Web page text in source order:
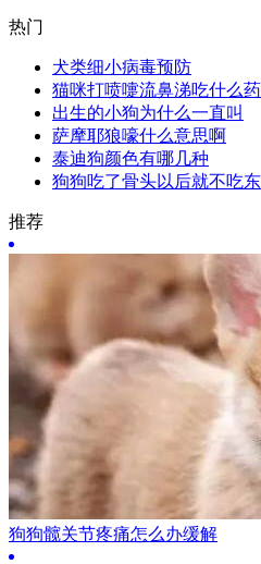
热门
犬类细小病毒预防
猫咪打喷嚏流鼻涕吃什么
出生的小狗为什么一直叫
萨摩耶狼嚎什么意思啊
泰迪狗颜色有哪几种
狗狗吃了骨头以后就不吃
推荐
狗狗髋关节疼痛怎么办缓解